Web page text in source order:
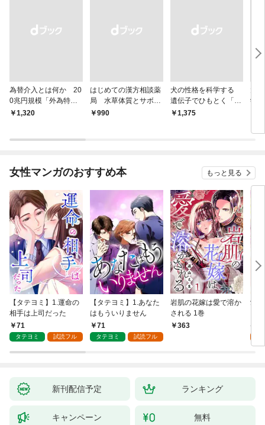
為替介入とは何か 20
0兆円規模「外為特
会」が生まれた謎
￥1,320
はじめての漢方相談薬
局 水草体質とサボテ
ン体質
￥990
犬の性格を科学する
遺伝子でひもとく「最
良の友」の進化
￥1,375
学
女性マンガのおすすめ本 もっと見る
【タテヨミ】1.運命の
相手は上司だった
71
タテヨミ 試読フル
【タテヨミ】1.あなた
はもういりません
71
タテヨミ 試読フル
岩肌の花嫁は愛で溶か
される 1巻
363
愛
新刊配信予定 ランキング
キャンペーン 無料